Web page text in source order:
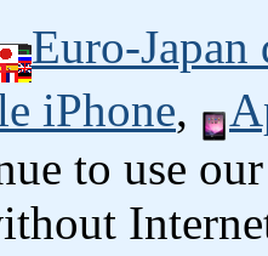
Euro-
iPhone,
to use